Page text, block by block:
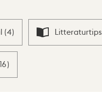
(4) Litteraturtips
16)